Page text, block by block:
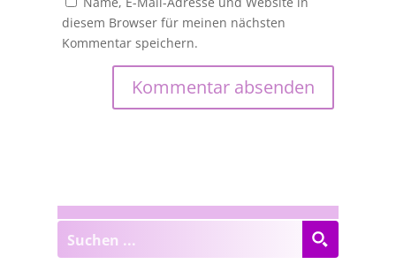
diesem Browser für meinen nächsten
Kommentar speichern.